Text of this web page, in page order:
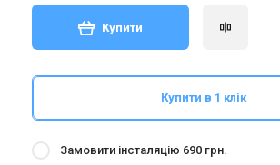
Купити
Купити в 1 клік
Замовити інсталяцію 690 грн.